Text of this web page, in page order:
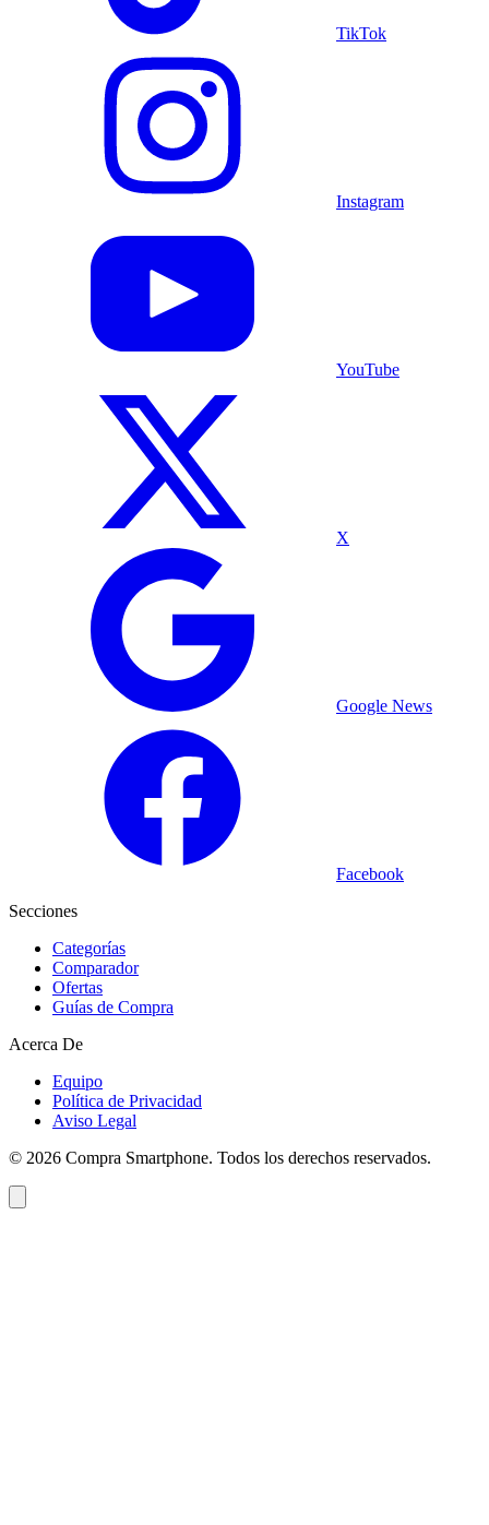
TikTok
Instagram
YouTube
X
Google News
Facebook
Secciones
Categorías
Comparador
Ofertas
Guías de Compra
Acerca De
Equipo
Política de Privacidad
Aviso Legal
© 2026 Compra Smartphone. Todos los derechos reservados.